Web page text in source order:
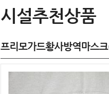
시설추천상품
프리모가드황사방역마스